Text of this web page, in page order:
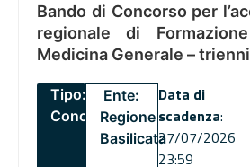
Bando di Concorso per
regionale di
Medicina Generale –
Tipo:
Concorsi
Ente:
Regione
Basilicata
Data di
scadenza:
27/07/2026
23:59